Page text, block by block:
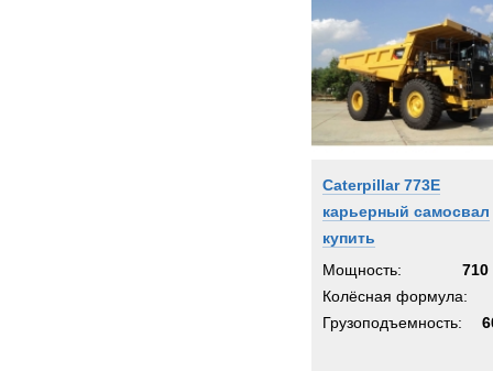
Caterpillar 773E
карьерный самосвал
купить
Мощность:
710
Колёсная формула:
Грузоподъемность: